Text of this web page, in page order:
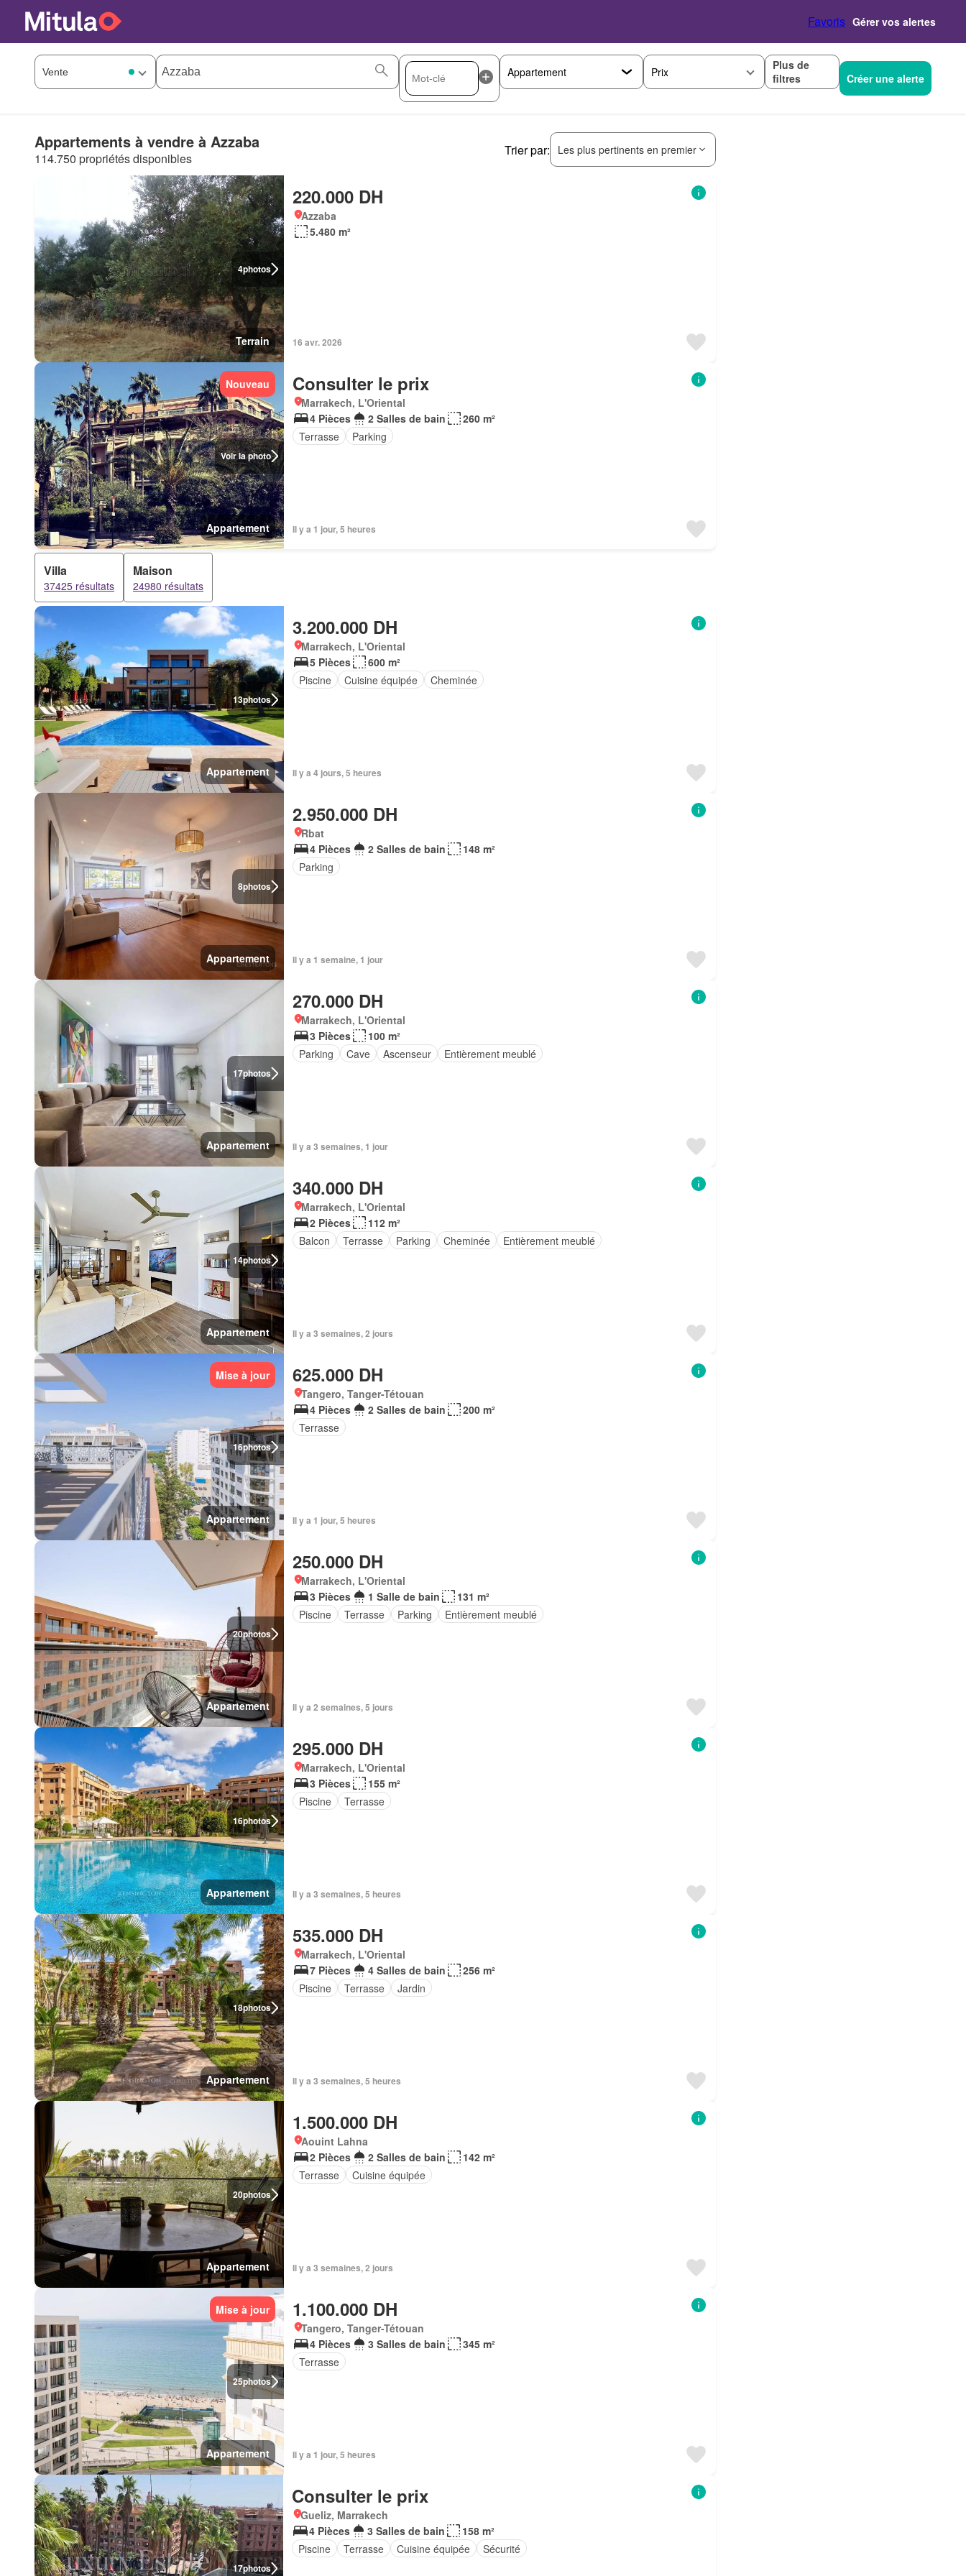
Favoris Gérer vos alertes
Prix
Plus de
filtres
Créer une alerte
Appartements à vendre à Azzaba
114.750 propriétés disponibles
Trier par: Les plus pertinents en premier
4photos
Terrain
220.000 DH
Azzaba
5.480 m²
16 avr. 2026
Voir la photo
Nouveau
Appartement
Consulter le prix
Marrakech, L'Oriental
4 Pièces
2 Salles de bain
260 m²
Terrasse
Parking
Il y a 1 jour, 5 heures
Villa
37425 résultats
Maison
24980 résultats
13photos
Appartement
3.200.000 DH
Marrakech, L'Oriental
5 Pièces
600 m²
Piscine
Cuisine équipée Cheminée
Il y a 4 jours, 5 heures
8photos
Appartement
2.950.000 DH
Rbat
4 Pièces
2 Salles de bain
148 m²
Parking
Il y a 1 semaine, 1 jour
17photos
Appartement
270.000 DH
Marrakech, L'Oriental
3 Pièces
100 m²
Parking
Cave Ascenseur Entièrement meublé
Il y a 3 semaines, 1 jour
14photos
Appartement
340.000 DH
Marrakech, L'Oriental
2 Pièces
112 m²
Balcon
Terrasse Parking Cheminée Entièrement meublé
Il y a 3 semaines, 2 jours
16photos
Mise à jour
Appartement
625.000 DH
Tangero, Tanger-Tétouan
4 Pièces
2 Salles de bain
200 m²
Terrasse
Il y a 1 jour, 5 heures
20photos
Appartement
250.000 DH
Marrakech, L'Oriental
3 Pièces
1 Salle de bain
131 m²
Piscine
Terrasse Parking Entièrement meublé
Il y a 2 semaines, 5 jours
16photos
Appartement
295.000 DH
Marrakech, L'Oriental
3 Pièces
155 m²
Piscine
Terrasse
Il y a 3 semaines, 5 heures
18photos
Appartement
535.000 DH
Marrakech, L'Oriental
7 Pièces
4 Salles de bain
256 m²
Piscine
Terrasse Jardin
Il y a 3 semaines, 5 heures
20photos
Appartement
1.500.000 DH
Aouint Lahna
2 Pièces
2 Salles de bain
142 m²
Terrasse
Cuisine équipée
Il y a 3 semaines, 2 jours
25photos
Mise à jour
Appartement
1.100.000 DH
Tangero, Tanger-Tétouan
4 Pièces
3 Salles de bain
345 m²
Terrasse
Il y a 1 jour, 5 heures
17photos
Consulter le prix
Gueliz, Marrakech
4 Pièces
3 Salles de bain
158 m²
Piscine
Terrasse Cuisine équipée Sécurité